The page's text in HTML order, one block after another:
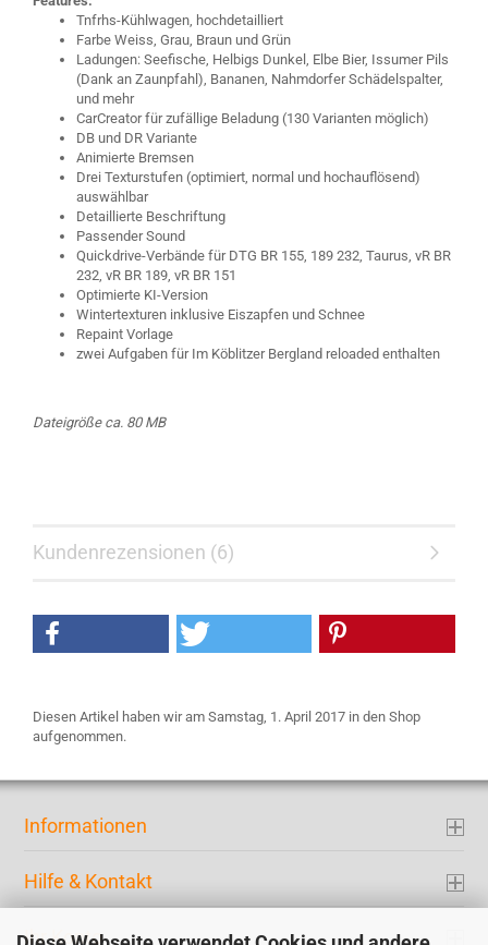
Tnfrhs-Kühlwagen, hochdetailliert
Farbe Weiss, Grau, Braun und Grün
Ladungen: Seefische, Helbigs Dunkel, Elbe Bier, Issumer Pils
(Dank an Zaunpfahl), Bananen, Nahmdorfer Schädelspalter,
und mehr
CarCreator für zufällige Beladung (130 Varianten möglich)
DB und DR Variante
Animierte Bremsen
Drei Texturstufen (optimiert, normal und hochauflösend)
auswählbar
Detaillierte Beschriftung
Passender Sound
Quickdrive-Verbände für DTG BR 155, 189 232, Taurus, vR BR
232, vR BR 189, vR BR 151
Optimierte KI-Version
Wintertexturen inklusive Eiszapfen und Schnee
Repaint Vorlage
zwei Aufgaben für Im Köblitzer Bergland reloaded enthalten
Dateigröße ca. 80 MB
Kundenrezensionen (6)
Diesen Artikel haben wir am Samstag, 1. April 2017 in den Shop
aufgenommen.
Informationen
Hilfe & Kontakt
Ihr Konto